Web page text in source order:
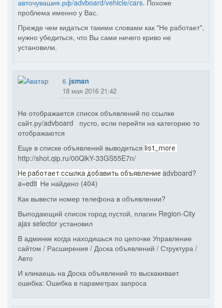
авточувашия.рф/advboard/vehicle/cars. Похоже
проблема именно у Вас.
Прежде чем кидаться такими словами как "Не работает",
нужно убедиться, что Вы сами ничего криво не
установили.
6. jsman
18 мая 2016 21:42
Не отображается список объявлений по ссылке
сайт.ру/advboard пусто, если перейти на категорию то
отображаются
Еще в списке объявлений выводиться list_more
http://shot.qip.ru/00QlkY-33GS55E7n/
Не работает ссылка добавить объявление advboard?
a=edit Не найдено (404)
Как вывести номер телефона в объявлении?
Выподающий список город пустой, плагин Region-City
ajax selector установил
В админке когда находишься по цепочке Управление
сайтом / Расширения / Доска объявлений / Структура /
Авто
И кликаешь на Доска объявлений то выскакивает
ошибка: Ошибка в параметрах запроса